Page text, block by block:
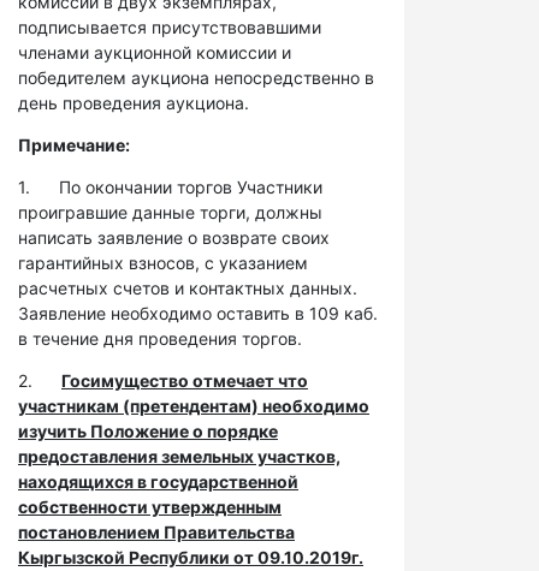
подписывается присутствовавшими
членами аукционной комиссии и
победителем аукциона непосредственно в
день проведения аукциона.
Примечание:
1. По окончании торгов Участники
проигравшие данные торги, должны
написать заявление о возврате своих
гарантийных взносов, с указанием
расчетных счетов и контактных данных.
Заявление необходимо оставить в 109 каб.
в течение дня проведения торгов.
2. Госимущество отмечает что
участникам (претендентам) необходимо
изучить Положение о порядке
предоставления земельных участков,
находящихся в государственной
собственности утвержденным
постановлением Правительства
Кыргызской Республики от 09.10.2019г.